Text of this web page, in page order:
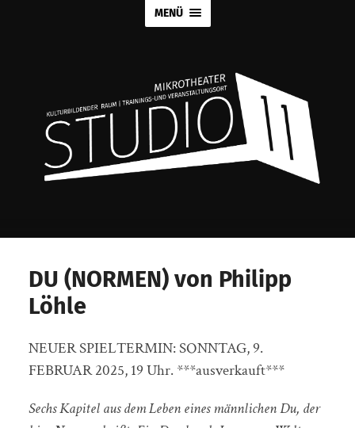
MENÜ
DU (NORMEN) von Philipp
Löhle
NEUER SPIELTERMIN: SONNTAG, 9.
FEBRUAR 2025, 19 Uhr. ***ausverkauft***
Sechs Kapitel aus dem Leben eines männlichen Du, der